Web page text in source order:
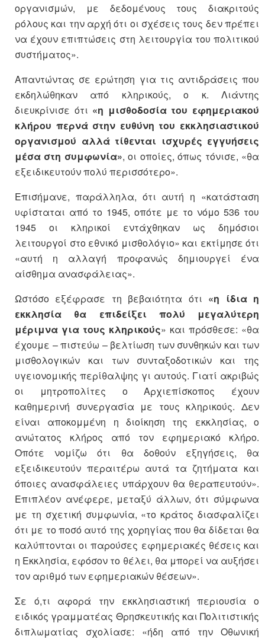
οργανισμών, με δεδομένους τους διακριτούς
ρόλους και την αρχή ότι οι σχέσεις τους δεν πρέπει
να έχουν επιπτώσεις στη λειτουργία του πολιτικού
συστήματος».
Απαντώντας σε ερώτηση για τις αντιδράσεις που
εκδηλώθηκαν από κληρικούς, ο κ. Λιάντης
διευκρίνισε ότι «η μισθοδοσία του εφημεριακού
κλήρου περνά στην ευθύνη του εκκλησιαστικού
οργανισμού αλλά τίθενται ισχυρές εγγυήσεις
μέσα στη συμφωνία», οι οποίες, όπως τόνισε, «θα
εξειδικευτούν πολύ περισσότερο».
Επισήμανε, παράλληλα, ότι αυτή η «κατάσταση
υφίσταται από το 1945, οπότε με το νόμο 536 του
1945 οι κληρικοί εντάχθηκαν ως δημόσιοι
λειτουργοί στο εθνικό μισθολόγιο» και εκτίμησε ότι
«αυτή η αλλαγή προφανώς δημιουργεί ένα
αίσθημα ανασφάλειας».
Ωστόσο εξέφρασε τη βεβαιότητα ότι «η ίδια η
εκκλησία θα επιδείξει πολύ μεγαλύτερη
μέριμνα για τους κληρικούς» και πρόσθεσε: «θα
έχουμε – πιστεύω – βελτίωση των συνθηκών και των
μισθολογικών και των συνταξοδοτικών και της
υγειονομικής περίθαλψης γι αυτούς. Γιατί ακριβώς
οι μητροπολίτες ο Αρχιεπίσκοπος έχουν
καθημερινή συνεργασία με τους κληρικούς. Δεν
είναι αποκομμένη η διοίκηση της εκκλησίας, ο
ανώτατος κλήρος από τον εφημεριακό κλήρο.
Οπότε νομίζω ότι θα δοθούν εξηγήσεις, θα
εξειδικευτούν περαιτέρω αυτά τα ζητήματα και
όποιες ανασφάλειες υπάρχουν θα θεραπευτούν».
Επιπλέον ανέφερε, μεταξύ άλλων, ότι σύμφωνα
με τη σχετική συμφωνία, «το κράτος διασφαλίζει
ότι με το ποσό αυτό της χορηγίας που θα δίδεται θα
καλύπτονται οι παρούσες εφημεριακές θέσεις και
η Εκκλησία, εφόσον το θέλει, θα μπορεί να αυξήσει
τον αριθμό των εφημεριακών θέσεων».
Σε ό,τι αφορά την εκκλησιαστική περιουσία ο
ειδικός γραμματέας Θρησκευτικής και Πολιτιστικής
διπλωματίας σχολίασε: «ήδη από την Οθωνική